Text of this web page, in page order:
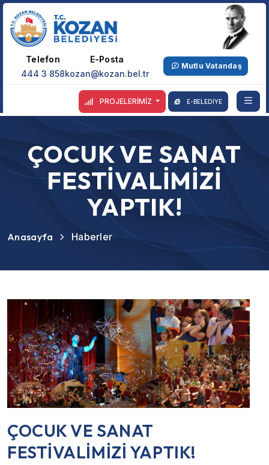
Telefon
444 3 858
E-Posta
kozan@kozan.bel.tr
Mutlu Vatandaş
PROJELERİMİZ E-BELEDİYE
ÇOCUK VE SANAT
FESTİVALİMİZİ
YAPTIK!
Anasayfa Haberler
ÇOCUK VE SANAT
FESTİVALİMİZİ YAPTIK!